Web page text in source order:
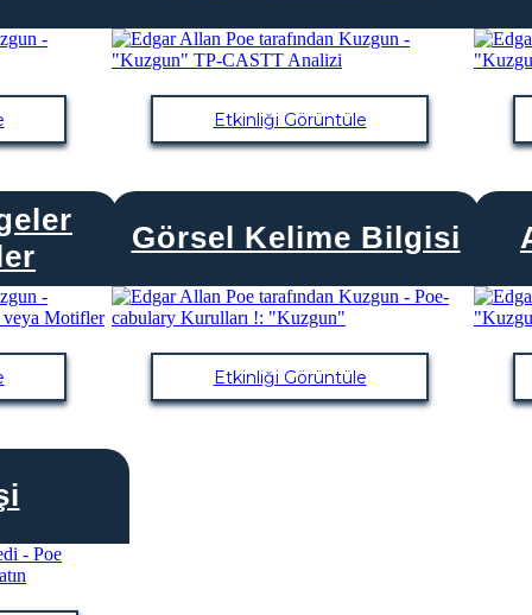
Etkinliği Görüntüle
Görsel Kelime Bilgisi
Etkinliği Görüntüle